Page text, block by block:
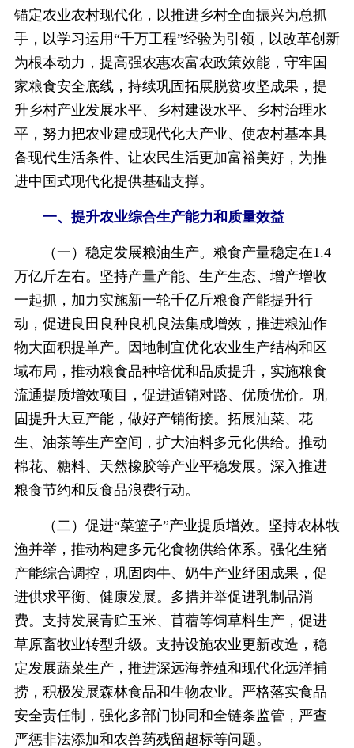
锚定农业农村现代化，以推进乡村全面振兴为总抓
手，以学习运用“千万工程”经验为引领，以改革创新
为根本动力，提高强农惠农富农政策效能，守牢国
家粮食安全底线，持续巩固拓展脱贫攻坚成果，提
升乡村产业发展水平、乡村建设水平、乡村治理水
平，努力把农业建成现代化大产业、使农村基本具
备现代生活条件、让农民生活更加富裕美好，为推
进中国式现代化提供基础支撑。
一、提升农业综合生产能力和质量效益
（一）稳定发展粮油生产。粮食产量稳定在1.4
万亿斤左右。坚持产量产能、生产生态、增产增收
一起抓，加力实施新一轮千亿斤粮食产能提升行
动，促进良田良种良机良法集成增效，推进粮油作
物大面积提单产。因地制宜优化农业生产结构和区
域布局，推动粮食品种培优和品质提升，实施粮食
流通提质增效项目，促进适销对路、优质优价。巩
固提升大豆产能，做好产销衔接。拓展油菜、花
生、油茶等生产空间，扩大油料多元化供给。推动
棉花、糖料、天然橡胶等产业平稳发展。深入推进
粮食节约和反食品浪费行动。
（二）促进“菜篮子”产业提质增效。坚持农林牧
渔并举，推动构建多元化食物供给体系。强化生猪
产能综合调控，巩固肉牛、奶牛产业纾困成果，促
进供求平衡、健康发展。多措并举促进乳制品消
费。支持发展青贮玉米、苜蓿等饲草料生产，促进
草原畜牧业转型升级。支持设施农业更新改造，稳
定发展蔬菜生产，推进深远海养殖和现代化远洋捕
捞，积极发展森林食品和生物农业。严格落实食品
安全责任制，强化多部门协同和全链条监管，严查
严惩非法添加和农兽药残留超标等问题。